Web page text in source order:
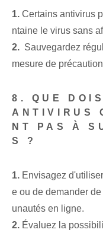
1. Certains antivirus
ntaine le virus sans
2.
Sauvegardez
mesure de
8. QUE
ANTIVIRUS
NT PAS À
S ?
1. ⁣Envisagez
e ou de demander
unautés en ligne.
2. ⁣Évaluez la